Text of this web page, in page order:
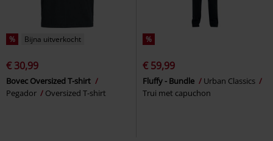
% Bijna uitverkocht
€ 30,99
Bovec Oversized T-shirt
Pegador
Oversized T-shirt
%
€ 59,99
Fluffy - Bundle
Urban Classics
Trui met capuchon